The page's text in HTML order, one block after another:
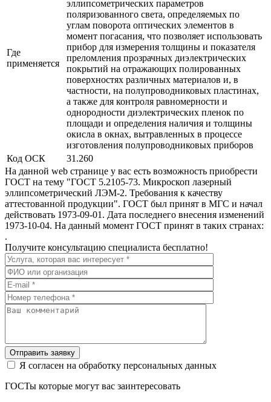
Где
применяется
эллипсометрических параметров
поляризованного света, определяемых по
углам поворота оптических элементов в
момент погасания, что позволяет использовать
прибор для измерения толщины и показателя
преломления прозрачных диэлектрических
покрытий на отражающих полированных
поверхностях различных материалов и, в
частности, на полупроводниковых пластинах,
а также для контроля равномерности и
однородности диэлектрических пленок по
площади и определения наличия и толщины
окисла в окнах, вытравленных в процессе
изготовления полупроводниковых приборов
Код ОСК
31.260
На данной web странице у вас есть возможность приобрести
ГОСТ на тему "ГОСТ 5.2105-73. Микроскоп лазерный
эллипсометрический ЛЭМ-2. Требования к качеству
аттестованной продукции". ГОСТ был принят в МГС и начал
действовать 1973-09-01. Дата последнего внесения изменений
1973-10-04. На данный момент ГОСТ принят в таких странах:
.
Получите консультацию специалиста бесплатно!
Отправить заявку
Я согласен на обработку персональных данных
ГОСТы которые могут вас заинтересовать